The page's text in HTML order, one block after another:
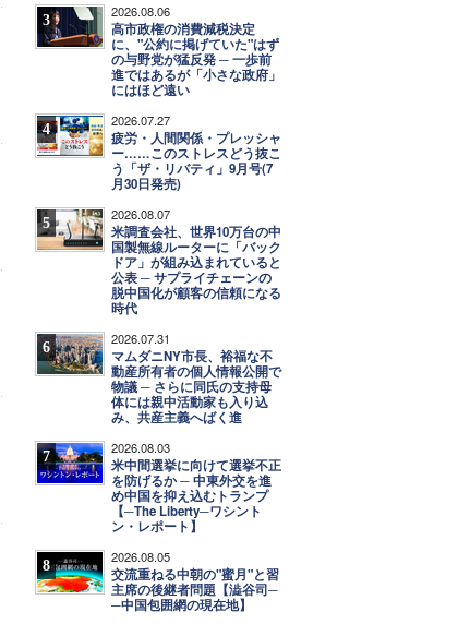
3 2026.08.06
高市政権の消費減税決定
に、"公約に掲げていた"はず
の与野党が猛反発 ─ 一歩前
進ではあるが「小さな政府」
にはほど遠い
4 2026.07.27
疲労・人間関係・プレッシャ
ー……このストレスどう抜こ
う「ザ・リバティ」9月号(7
月30日発売)
5 2026.08.07
米調査会社、世界10万台の中
国製無線ルーターに「バック
ドア」が組み込まれていると
公表 ─ サプライチェーンの
脱中国化が顧客の信頼になる
時代
6 2026.07.31
マムダニNY市長、裕福な不
動産所有者の個人情報公開で
物議 ─ さらに同氏の支持母
体には親中活動家も入り込
み、共産主義へばく進
7 2026.08.03
米中間選挙に向けて選挙不正
を防げるか ─ 中東外交を進
め中国を抑え込むトランプ
【─The Liberty─ワシント
ン・レポート】
8 2026.08.05
交流重ねる中朝の"蜜月"と習
主席の後継者問題【澁谷司─
─中国包囲網の現在地】